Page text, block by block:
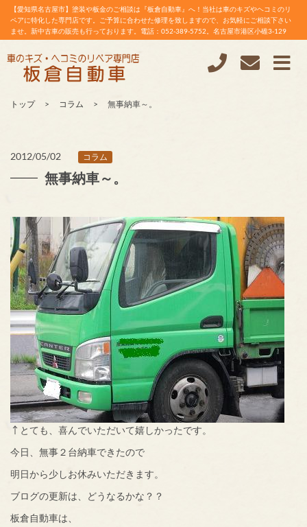
【愛知県名古屋市】塗装や板金のご相談は『板倉自動車』へ！当社は車のキズやヘコミのリ
ペアに特化した専門店です。ご予算に合わせた修理を致しますので、お気軽にご相談下さい
ませ。新中古車の販売も行っております。電話：052-389-5752。名古屋市港区小碓3-129
トップ コラム 無事納車～。
2012/05/02 コラム
無事納車～。
↑とても、喜んでいただいて嬉しかったです。
今日、無事２台納車できたので
明日から少しお休みいただきます。
ブログの更新は、どうなるかな？？
板倉自動車は、